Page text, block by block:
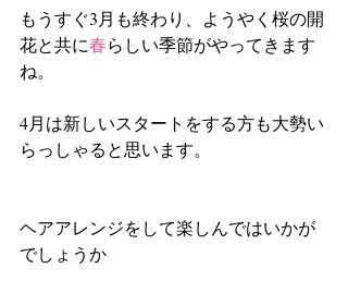
もうすぐ3月も終わり、ようやく桜の開
花と共に春らしい季節がやってきます
ね。
4月は新しいスタートをする方も大勢い
らっしゃると思います。
ヘアアレンジをして楽しんではいかが
でしょうか